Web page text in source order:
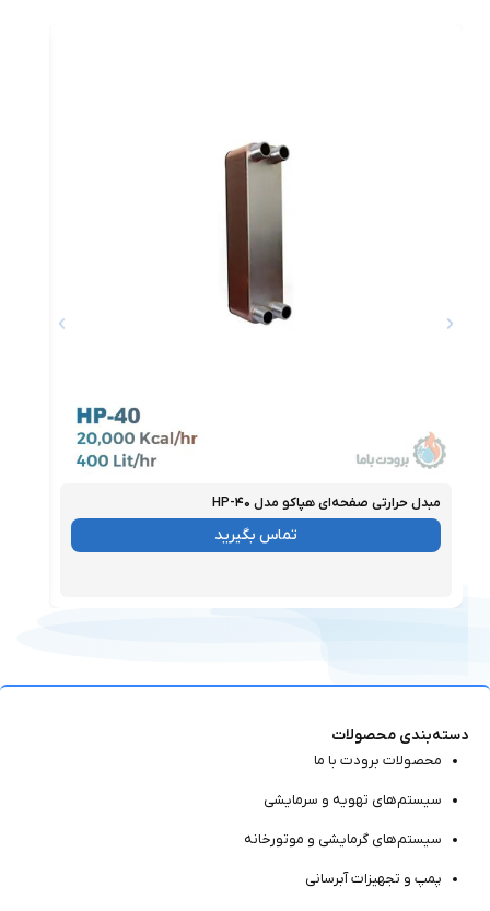
مبدل حرارتی صفحه‌ای هپاکو مدل HP-۴۰
موجود
تماس بگیرید
دسته‌بندی محصولات
محصولات برودت با ما
سیستم‌های تهویه و سرمایشی
سیستم‌های گرمایشی و موتور‌خانه
پمپ و تجهیزات آبرسانی